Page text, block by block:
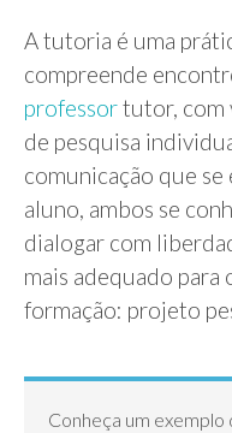
A tutoria é uma
compreende
professortutor, com
de pesquisa
comunicação que
aluno, ambos se
dialogar com
mais adequado para
formação: projeto
Conheça um exemplo